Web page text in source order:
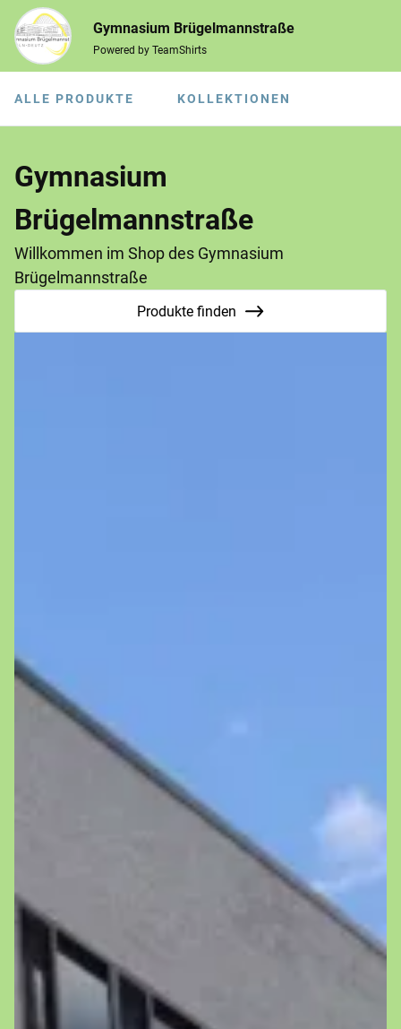
Gymnasium Brügelmannstraße
Powered by TeamShirts
ALLE PRODUKTE KOLLEKTIONEN
Gymnasium
Brügelmannstraße
Willkommen im Shop des Gymnasium
Brügelmannstraße
Produkte finden